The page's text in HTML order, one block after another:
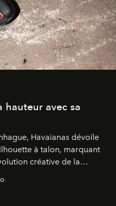
hauteur avec sa
Havaianas dévoile
à talon, marquant
créative de la